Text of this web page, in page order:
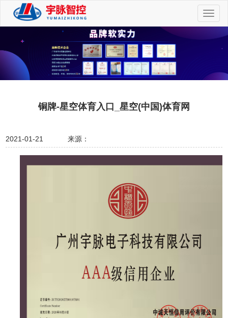
切
换
铜牌-星空体育入口_星空(中国)体育网
2021-01-21 来源：